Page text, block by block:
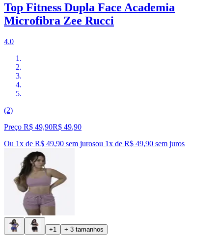
Top Fitness Dupla Face Academia
Microfibra Zee Rucci
4.0
(2)
Preço R$ 49,90R$ 49,90
Ou 1x de R$ 49,90 sem jurosou 1x de R$ 49,90 sem juros
+1 + 3 tamanhos